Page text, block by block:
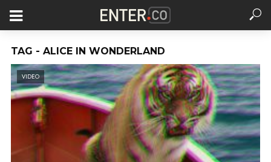
TAG - ALICE IN WONDERLAND
VIDEO